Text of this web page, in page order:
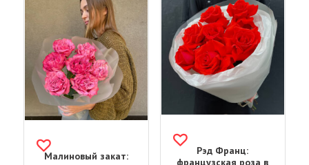
Малиновый закат:
Рэд Франц:
французская роза в